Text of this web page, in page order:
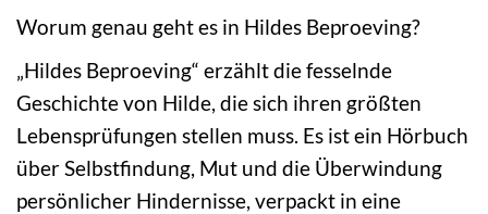
Worum genau geht es in Hildes Beproeving?
„Hildes Beproeving“ erzählt die fesselnde
Geschichte von Hilde, die sich ihren größten
Lebensprüfungen stellen muss. Es ist ein Hörbuch
über Selbstfindung, Mut und die Überwindung
persönlicher Hindernisse, verpackt in eine